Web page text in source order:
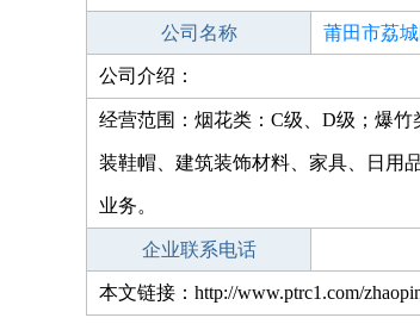
公司名称 莆田市荔
公司介绍：
经营范围：烟花类：C级、D级；爆
装鞋帽、建筑装饰材料、家具、日用
业务。
企业联系电话
本文链接：http://www.ptrc1.com/